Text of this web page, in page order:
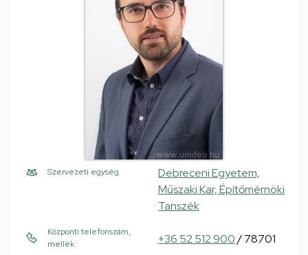
Szervezeti egység
Debreceni Egyetem,
Műszaki Kar, Építőmérnöki
Tanszék
Központi telefonszám,
mellék
+36 52 512 900/ 78701